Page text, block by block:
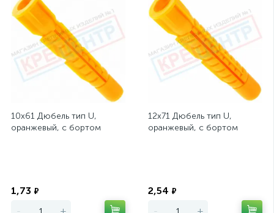
10х61 Дюбель тип U,
оранжевый, с бортом
1,73 ₽
12х71 Дюбель тип U,
оранжевый, с бортом
2,54 ₽